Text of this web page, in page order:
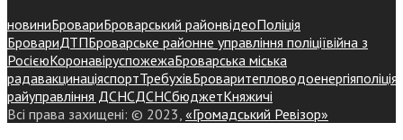
новиниБровариБроварський районвідеоПоліція
БровариДТПБроварське районне управління поліціївійна з
РосієюКоронавіруспожежаБроварська міська
радавакцинаціяспортТребухівБроваритепловодоенергіяполіція
райуправління ДСНСДСНСбюджетКняжичі
Всі права захищені: © 2023, «Громадський Ревізор»